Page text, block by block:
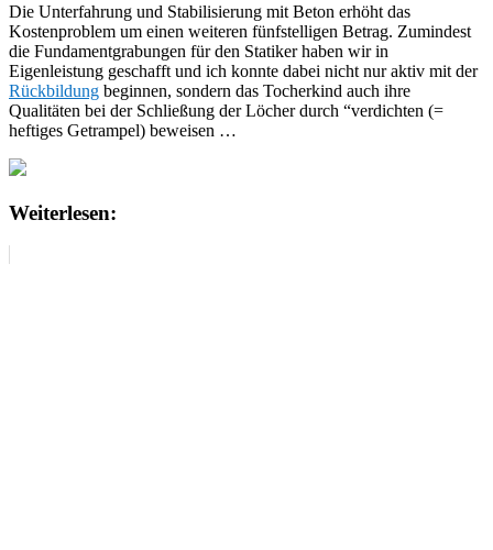
Die Unterfahrung und Stabilisierung mit Beton erhöht das
Kostenproblem um einen weiteren fünfstelligen Betrag. Zumindest
die Fundamentgrabungen für den Statiker haben wir in
Eigenleistung geschafft und ich konnte dabei nicht nur aktiv mit der
Rückbildung beginnen, sondern das Tocherkind auch ihre
Qualitäten bei der Schließung der Löcher durch “verdichten (=
heftiges Getrampel) beweisen …
Weiterlesen: